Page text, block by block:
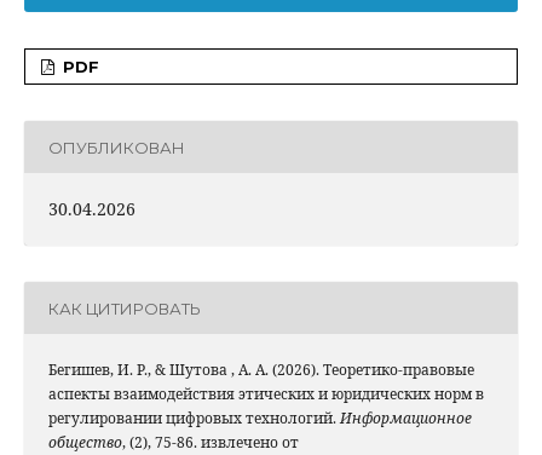
PDF
ОПУБЛИКОВАН
30.04.2026
КАК ЦИТИРОВАТЬ
Бегишев, И. Р., & Шутова , А. А. (2026). Теоретико-правовые
аспекты взаимодействия этических и юридических норм в
регулировании цифровых технологий.Информационное
общество, (2), 75-86. извлечено от